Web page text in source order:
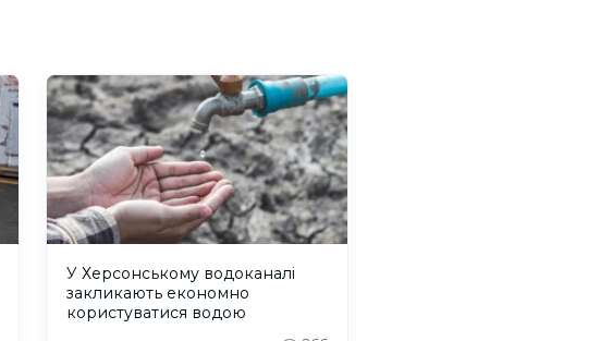
У Херсонському водоканалі
закликають економно
користуватися водою